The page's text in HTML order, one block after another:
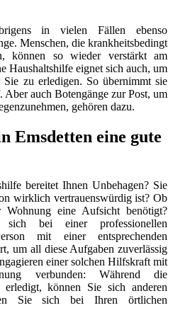
in vielen Fällen ebenso
Menschen, die krankheitsbedingt
können so wieder verstärkt am
Haushaltshilfe eignet sich auch, um
zu erledigen. So übernimmt sie
auch Botengänge zur Post, um
gehören dazu.
Emsdetten eine gute
bereitet Ihnen Unbehagen? Sie
wirklich vertrauenswürdig ist? Ob
eine Aufsicht benötigt?
sich bei einer professionellen
mit einer entsprechenden
um all diese Aufgaben zuverlässig
einer solchen Hilfskraft mit
verbunden: Während die
erledigt, können Sie sich anderen
Sie sich bei Ihren örtlichen